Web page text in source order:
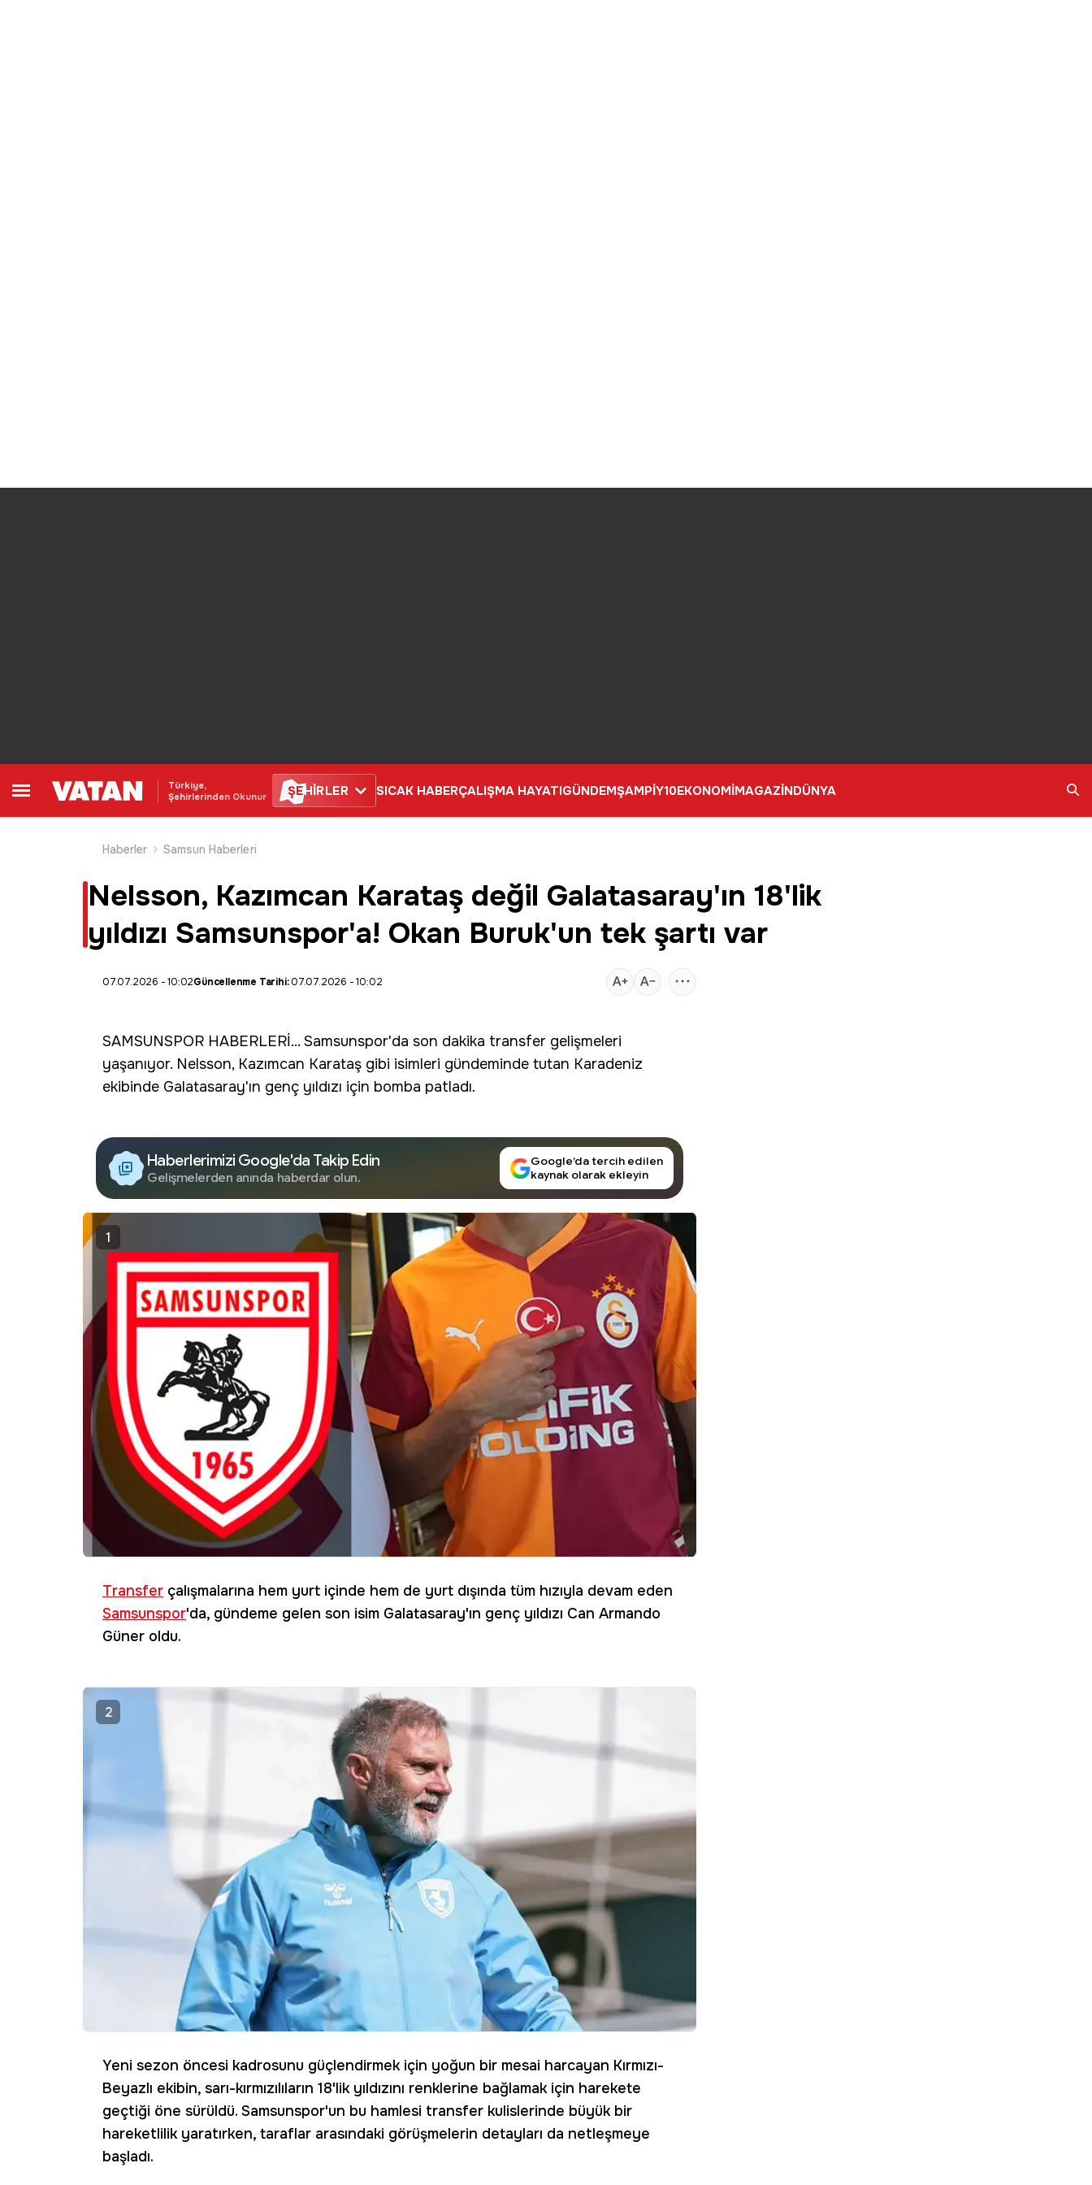
Türkiye,
Şehirlerinden Okunur
ŞEHİRLER SICAK HABERÇALIŞMA HAYATIGÜNDEMŞAMPİY10EKONOMİMAGAZİNDÜNYA
Haberler
Samsun Haberleri
Nelsson, Kazımcan Karataş değil Galatasaray'ın 18'lik
yıldızı Samsunspor'a! Okan Buruk'un tek şartı var
07.07.2026 - 10:02Güncellenme Tarihi:07.07.2026 - 10:02
SAMSUNSPOR HABERLERİ... Samsunspor'da son dakika transfer gelişmeleri
yaşanıyor. Nelsson, Kazımcan Karataş gibi isimleri gündeminde tutan Karadeniz
ekibinde Galatasaray'ın genç yıldızı için bomba patladı.
Haberlerimizi Google'da Takip Edin
Gelişmelerden anında haberdar olun.
Google’da tercih edilen
kaynak olarak ekleyin
1
Transfer çalışmalarına hem yurt içinde hem de yurt dışında tüm hızıyla devam eden
Samsunspor'da, gündeme gelen son isim Galatasaray'ın genç yıldızı Can Armando
Güner oldu.
2
Yeni sezon öncesi kadrosunu güçlendirmek için yoğun bir mesai harcayan Kırmızı-
Beyazlı ekibin, sarı-kırmızılıların 18'lik yıldızını renklerine bağlamak için harekete
geçtiği öne sürüldü. Samsunspor'un bu hamlesi transfer kulislerinde büyük bir
hareketlilik yaratırken, taraflar arasındaki görüşmelerin detayları da netleşmeye
başladı.